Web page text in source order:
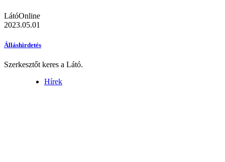
LátóOnline
2023.05.01
Álláshirdetés
Szerkesztőt keres a Látó.
Hírek